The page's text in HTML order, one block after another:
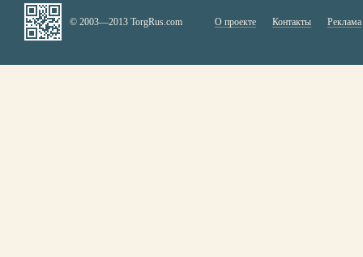
© 2003—2013 TorgRus.com О проекте Контакты Реклама